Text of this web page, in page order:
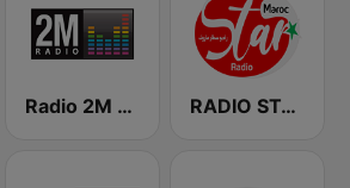
Radio 2M (راديو 2 م) RADIO STAR MAROC (راديو سطار)